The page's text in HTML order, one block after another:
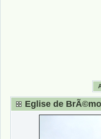
Eglise de